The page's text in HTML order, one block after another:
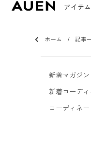
アイテム
ホーム 記事
新着マガジン
新着コーディ
コーディネ